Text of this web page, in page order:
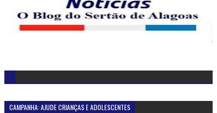
CAMPANHA: AJUDE CRIANÇAS E ADOLESCENTES